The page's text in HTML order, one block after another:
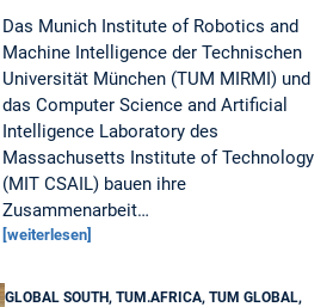
Das Munich Institute of Robotics and
Machine Intelligence der Technischen
Universität München (TUM MIRMI) und
das Computer Science and Artificial
Intelligence Laboratory des
Massachusetts Institute of Technology
(MIT CSAIL) bauen ihre
Zusammenarbeit…
[weiterlesen]
GLOBAL SOUTH, TUM.AFRICA, TUM GLOBAL,